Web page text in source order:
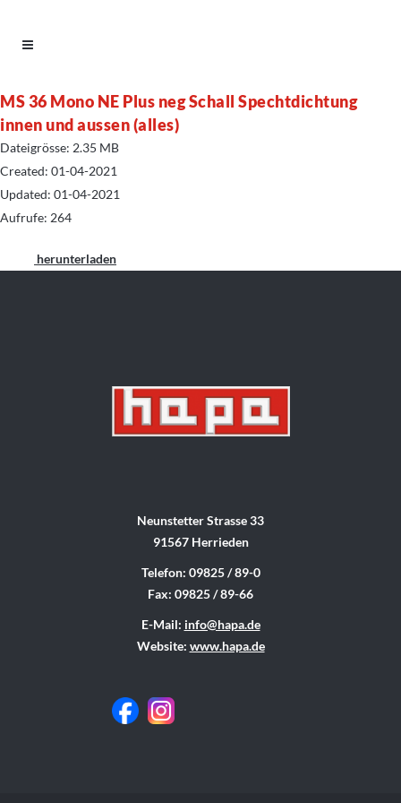
MS 36 Mono NE Plus neg Schall Spechtdichtung
innen und aussen (alles)
Dateigrösse: 2.35 MB
Created: 01-04-2021
Updated: 01-04-2021
Aufrufe: 264
herunterladen
Neunstetter Strasse 33
91567 Herrieden
Telefon: 09825 / 89-0
Fax: 09825 / 89-66
E-Mail: info@hapa.de
Website: www.hapa.de